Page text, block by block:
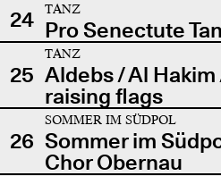
24
TANZ
Pro Senectute
25
TANZ
Aldebs / Al
raising flags
26
SOMMER IM SÜDPOL
Sommer im
Chor Obernau